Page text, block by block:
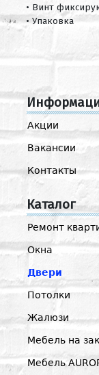
• Винт
• Упаковка
Акции
Вакансии
Контакты
Каталог
Ремонт
Окна
Двери
Потолки
Жалюзи
Мебель на
Мебель